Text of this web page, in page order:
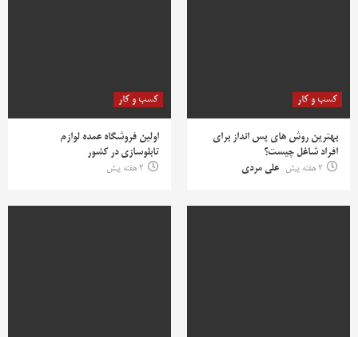
کسب و کار
بهترین روش‌ های پس‌ انداز برای
افراد شاغل چیست؟
2 هفته پیش
علی مردی
کسب و کار
اولین فروشگاه عمده لوازم
تابلوسازی در کشور
2 هفته پیش